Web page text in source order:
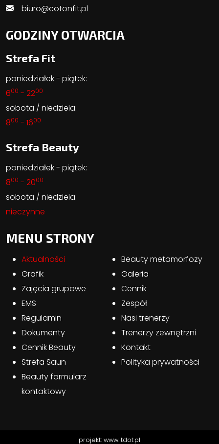
biuro@cotonfit.pl
GODZINY OTWARCIA
Strefa Fit
poniedziałek - piątek:
600 - 2200
sobota / niedziela:
800 - 1600
Strefa Beauty
poniedziałek - piątek:
800 - 2000
sobota / niedziela:
nieczynne
MENU STRONY
Aktualności
Grafik
Zajęcia grupowe
EMS
Regulamin
Dokumenty
Cennik Beauty
Strefa Saun
Beauty formularz
kontaktowy
Beauty metamorfozy
Galeria
Cennik
Zespół
Nasi trenerzy
Trenerzy zewnętrzni
Kontakt
Polityka prywatności
projekt: www.itdot.pl